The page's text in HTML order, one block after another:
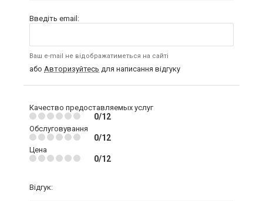
Введіть email:
Ваш e-mail не відображатиметься на сайті
або Авторизуйтесь для написання відгуку
Качество предоставляемых услуг
0/12
Обслуговування
0/12
Цена
0/12
Відгук: